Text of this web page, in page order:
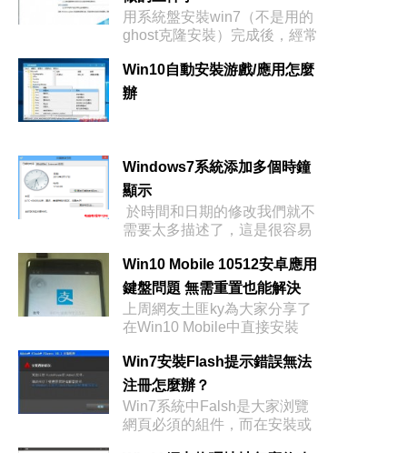
用系統盤安裝win7（不是用的
ghost克隆安裝）完成後，經常
Win10自動安裝游戲/應用怎麼
辦
Windows7系統添加多個時鐘
顯示
於時間和日期的修改我們就不
需要太多描述了，這是很容易
Win10 Mobile 10512安卓應用
鍵盤問題 無需重置也能解決
上周網友土匪ky為大家分享了
在Win10 Mobile中直接安裝
Win7安裝Flash提示錯誤無法
注冊怎麼辦？
Win7系統中Falsh是大家浏覽
網頁必須的組件，而在安裝或